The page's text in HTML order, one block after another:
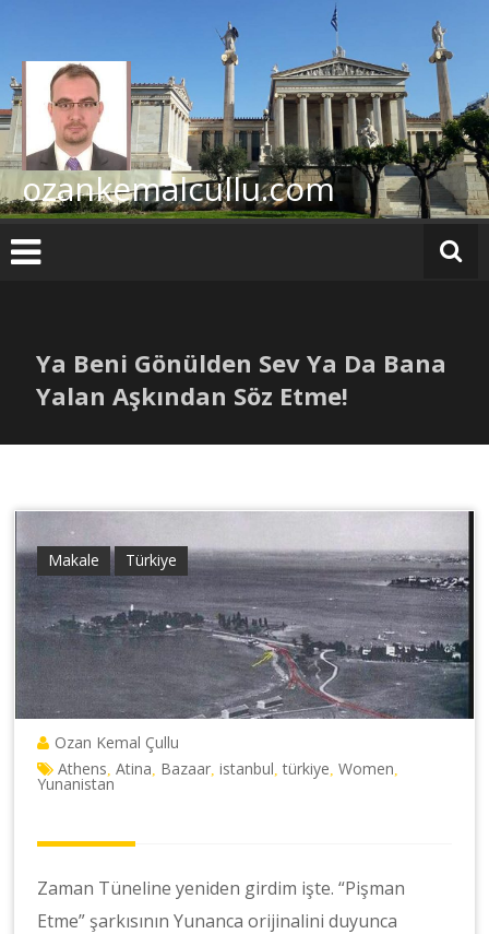
ozankemalcullu.com
Ya Beni Gönülden Sev Ya Da Bana
Yalan Aşkından Söz Etme!
Makale Türkiye
Ozan Kemal Çullu
Athens Atina Bazaar ,istanbul ,türkiye ,Women
Yunanistan
Zaman Tüneline yeniden girdim işte. “Pişman
Etme” şarkısının Yunanca orijinalini duyunca